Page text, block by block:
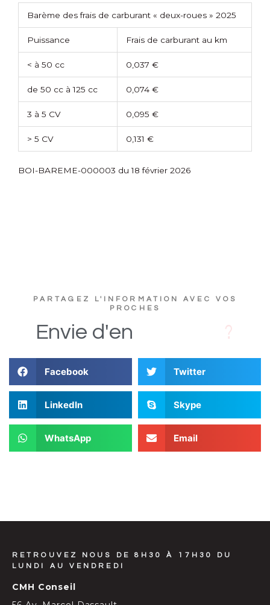
Barème des frais de carburant « deux-roues » 2025
Puissance Frais de carburant au km
< à 50 cc 0,037 €
de 50 cc à 125 cc 0,074 €
3 à 5 CV 0,095 €
> 5 CV 0,131 €
BOI-BAREME-000003 du 18 février 2026
PARTAGEZ L'INFORMATION AVEC VOS
PROCHES
Envie d'en
Facebook Twitter
LinkedIn Skype
WhatsApp Email
RETROUVEZ NOUS DE 8H30 À 17H30 DU
LUNDI AU VENDREDI
CMH Conseil